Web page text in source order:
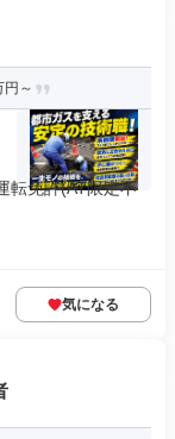
～
転免許(AT限定不
気になる